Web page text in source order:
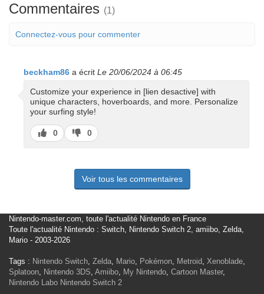
Commentaires (1)
Connectez-vous pour commenter
beckham86 a écrit Le 20/06/2024 à 06:45
Customize your experience in [lien desactive] with
unique characters, hoverboards, and more. Personalize
your surfing style!
J’aime
0
J’aime
pas
0
Voir tous les commentaires
Nintendo-master.com, toute l'actualité Nintendo en France
Toute l'actualité Nintendo : Switch, Nintendo Switch 2, amiibo, Zelda,
Mario - 2003-2026
Tags : Nintendo Switch, Zelda, Mario, Pokémon, Metroid, Xenoblade,
Splatoon, Nintendo 3DS, Amiibo, My Nintendo, Cartoon Master,
Nintendo Labo Nintendo Switch 2